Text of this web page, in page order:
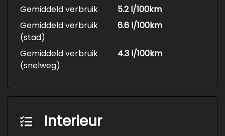
Gemiddeld verbruik
5.2 l/100km
Gemiddeld verbruik
(stad)
6.6 l/100km
Gemiddeld verbruik
(snelweg)
4.3 l/100km
Interieur